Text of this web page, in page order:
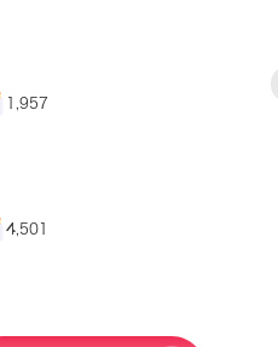
1,957
4,501